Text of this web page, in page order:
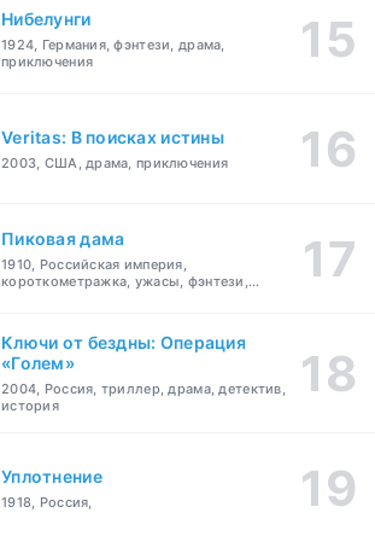
Нибелунги
1924, Германия, фэнтези, драма,
приключения
Veritas: В поисках истины
2003, США, драма, приключения
Пиковая дама
1910, Российская империя,
короткометражка, ужасы, фэнтези,
Ключи от бездны: Операция
«Голем»
2004, Россия, триллер, драма, детектив,
история
Уплотнение
1918, Россия,